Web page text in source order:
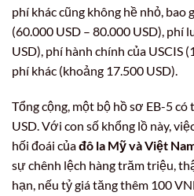
phí khác cũng không hề nhỏ, bao
(60.000 USD – 80.000 USD), phí
USD), phí hành chính của USCIS
phí khác (khoảng 17.500 USD).
Tổng cộng, một bộ hồ sơ EB-5
USD. Với con số khổng lồ này,
hối đoái củađô la Mỹ và Việt
sự chênh lệch hàng trăm triệu,
hạn, nếu tỷ giá tăng thêm 100